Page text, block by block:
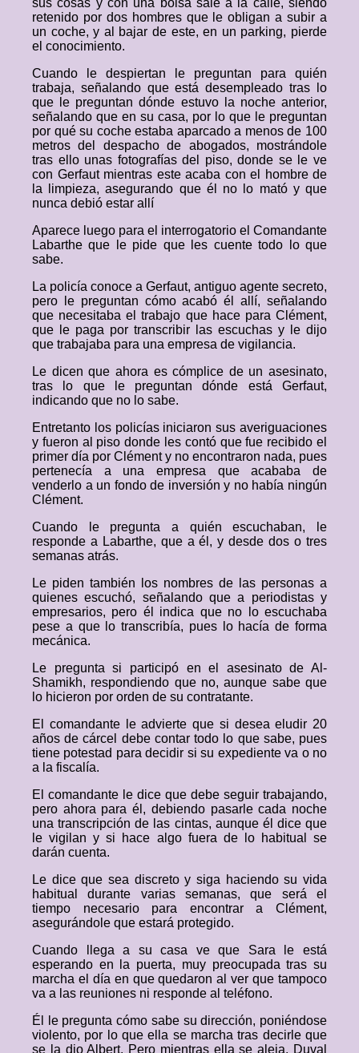
sus cosas y con una bolsa sale a la calle, siendo
retenido por dos hombres que le obligan a subir a
un coche, y al bajar de este, en un parking, pierde
el conocimiento.
Cuando le despiertan le preguntan para quién
trabaja, señalando que está desempleado tras lo
que le preguntan dónde estuvo la noche anterior,
señalando que en su casa, por lo que le preguntan
por qué su coche estaba aparcado a menos de 100
metros del despacho de abogados, mostrándole
tras ello unas fotografías del piso, donde se le ve
con Gerfaut mientras este acaba con el hombre de
la limpieza, asegurando que él no lo mató y que
nunca debió estar allí
Aparece luego para el interrogatorio el Comandante
Labarthe que le pide que les cuente todo lo que
sabe.
La policía conoce a Gerfaut, antiguo agente secreto,
pero le preguntan cómo acabó él allí, señalando
que necesitaba el trabajo que hace para Clément,
que le paga por transcribir las escuchas y le dijo
que trabajaba para una empresa de vigilancia.
Le dicen que ahora es cómplice de un asesinato,
tras lo que le preguntan dónde está Gerfaut,
indicando que no lo sabe.
Entretanto los policías iniciaron sus averiguaciones
y fueron al piso donde les contó que fue recibido el
primer día por Clément y no encontraron nada, pues
pertenecía a una empresa que acababa de
venderlo a un fondo de inversión y no había ningún
Clément.
Cuando le pregunta a quién escuchaban, le
responde a Labarthe, que a él, y desde dos o tres
semanas atrás.
Le piden también los nombres de las personas a
quienes escuchó, señalando que a periodistas y
empresarios, pero él indica que no lo escuchaba
pese a que lo transcribía, pues lo hacía de forma
mecánica.
Le pregunta si participó en el asesinato de Al-
Shamikh, respondiendo que no, aunque sabe que
lo hicieron por orden de su contratante.
El comandante le advierte que si desea eludir 20
años de cárcel debe contar todo lo que sabe, pues
tiene potestad para decidir si su expediente va o no
a la fiscalía.
El comandante le dice que debe seguir trabajando,
pero ahora para él, debiendo pasarle cada noche
una transcripción de las cintas, aunque él dice que
le vigilan y si hace algo fuera de lo habitual se
darán cuenta.
Le dice que sea discreto y siga haciendo su vida
habitual durante varias semanas, que será el
tiempo necesario para encontrar a Clément,
asegurándole que estará protegido.
Cuando llega a su casa ve que Sara le está
esperando en la puerta, muy preocupada tras su
marcha el día en que quedaron al ver que tampoco
va a las reuniones ni responde al teléfono.
Él le pregunta cómo sabe su dirección, poniéndose
violento, por lo que ella se marcha tras decirle que
se la dio Albert. Pero mientras ella se aleja, Duval